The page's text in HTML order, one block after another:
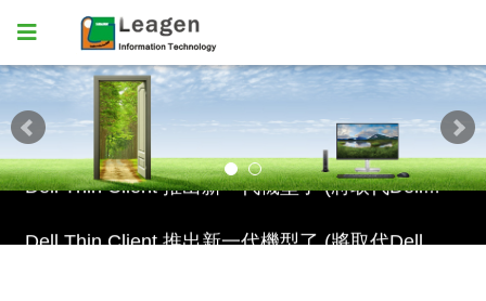
Dell Thin Client 推出新一代機型了 (將取代DellWyse 3040)
Dell Thin Client 推出新一代機型了 (將取代DellWyse 3040)